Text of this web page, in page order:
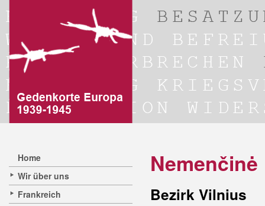
Home
Wir über uns
Frankreich
Nemenčinė
Bezirk Vilnius